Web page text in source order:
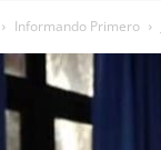
Informando Primero